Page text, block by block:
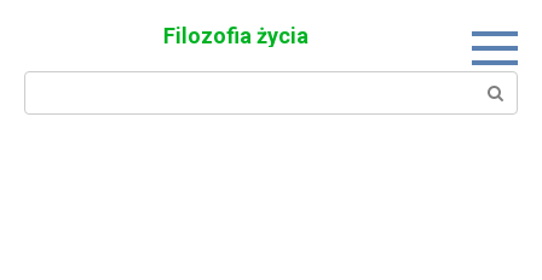
Filozofia życia
Search: